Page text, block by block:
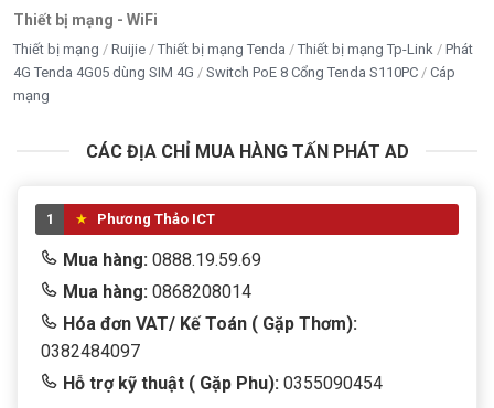
Thiết bị mạng - WiFi
Thiết bị mạng Ruijie Thiết bị mạng Tenda Thiết bị mạng Tp-Link
Phát
4G Tenda 4G05 dùng SIM 4G
Switch PoE 8 Cổng Tenda S110PC
Cáp
mạng
CÁC ĐỊA CHỈ MUA HÀNG TẤN PHÁT AD
1 Phương Thảo ICT
Mua hàng: 0888.19.59.69
Mua hàng: 0868208014
Hóa đơn VAT/ Kế Toán ( Gặp Thơm):
0382484097
Hỗ trợ kỹ thuật ( Gặp Phu): 0355090454